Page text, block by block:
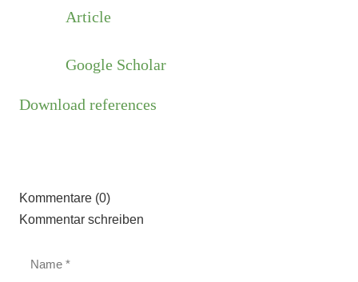
Article
Google Scholar
Download references
Kommentare (0)
Kommentar schreiben